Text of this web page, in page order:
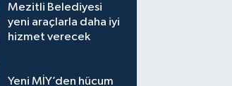
Mezitli Belediyesi
yeni araçlarla daha iyi
hizmet verecek
Yeni MİY’den hücum